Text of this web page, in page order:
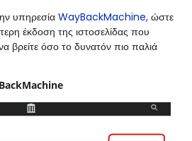
υπηρεσίαWayBackMachine, ώστε
έκδοση της ιστοσελίδας που
βρείτε όσο το δυνατόν πιο παλιά